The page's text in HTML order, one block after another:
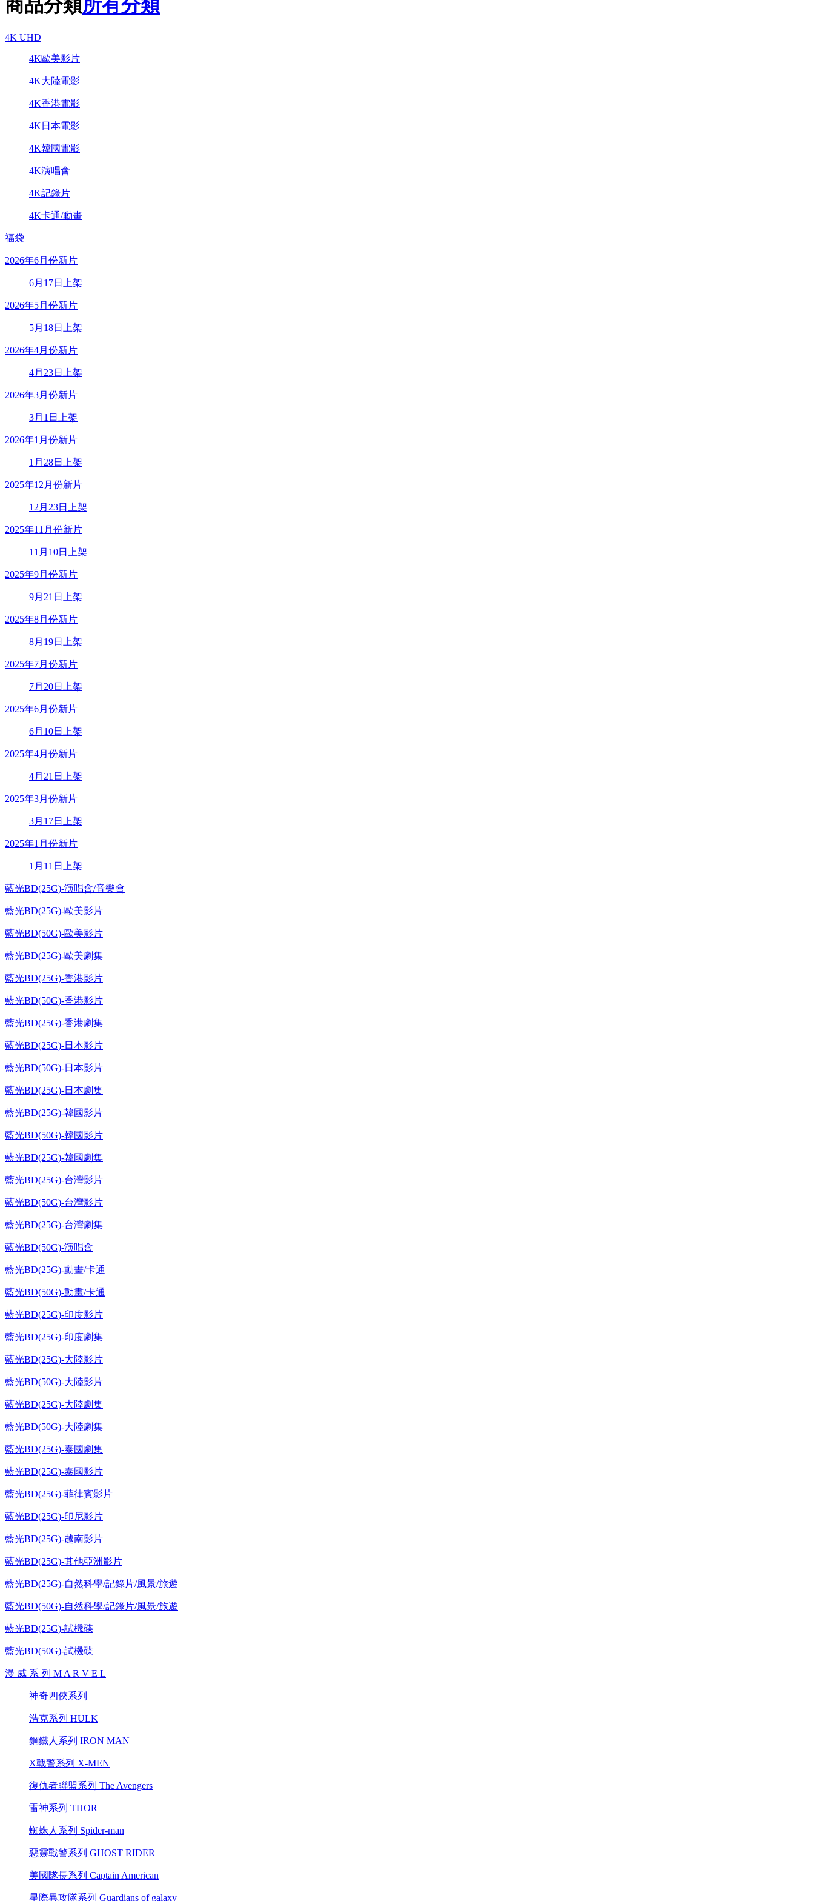
商品分類所有分類
4K UHD
4K歐美影片
4K大陸電影
4K香港電影
4K日本電影
4K韓國電影
4K演唱會
4K記錄片
4K卡通/動畫
福袋
2026年6月份新片
6月17日上架
2026年5月份新片
5月18日上架
2026年4月份新片
4月23日上架
2026年3月份新片
3月1日上架
2026年1月份新片
1月28日上架
2025年12月份新片
12月23日上架
2025年11月份新片
11月10日上架
2025年9月份新片
9月21日上架
2025年8月份新片
8月19日上架
2025年7月份新片
7月20日上架
2025年6月份新片
6月10日上架
2025年4月份新片
4月21日上架
2025年3月份新片
3月17日上架
2025年1月份新片
1月11日上架
藍光BD(25G)-演唱會/音樂會
藍光BD(25G)-歐美影片
藍光BD(50G)-歐美影片
藍光BD(25G)-歐美劇集
藍光BD(25G)-香港影片
藍光BD(50G)-香港影片
藍光BD(25G)-香港劇集
藍光BD(25G)-日本影片
藍光BD(50G)-日本影片
藍光BD(25G)-日本劇集
藍光BD(25G)-韓國影片
藍光BD(50G)-韓國影片
藍光BD(25G)-韓國劇集
藍光BD(25G)-台灣影片
藍光BD(50G)-台灣影片
藍光BD(25G)-台灣劇集
藍光BD(50G)-演唱會
藍光BD(25G)-動畫/卡通
藍光BD(50G)-動畫/卡通
藍光BD(25G)-印度影片
藍光BD(25G)-印度劇集
藍光BD(25G)-大陸影片
藍光BD(50G)-大陸影片
藍光BD(25G)-大陸劇集
藍光BD(50G)-大陸劇集
藍光BD(25G)-泰國劇集
藍光BD(25G)-泰國影片
藍光BD(25G)-菲律賓影片
藍光BD(25G)-印尼影片
藍光BD(25G)-越南影片
藍光BD(25G)-其他亞洲影片
藍光BD(25G)-自然科學/記錄片/風景/旅遊
藍光BD(50G)-自然科學/記錄片/風景/旅遊
藍光BD(25G)-試機碟
藍光BD(50G)-試機碟
漫 威 系 列 M A R V E L
神奇四俠系列
浩克系列 HULK
鋼鐵人系列 IRON MAN
X戰警系列 X-MEN
復仇者聯盟系列 The Avengers
雷神系列 THOR
蜘蛛人系列 Spider-man
惡靈戰警系列 GHOST RIDER
美國隊長系列 Captain American
星際異攻隊系列 Guardians of galaxy